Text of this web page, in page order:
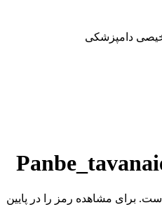
دامپزشکی
برای مشاهده رمز را در پایین